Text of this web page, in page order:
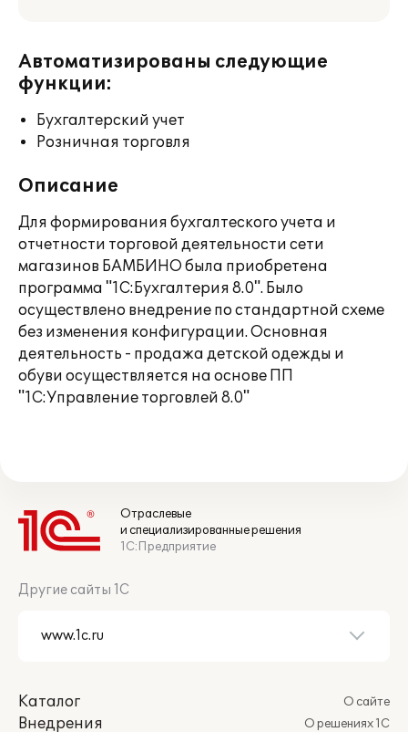
Автоматизированы следующие
функции:
Бухгалтерский учет
Розничная торговля
Описание
Для формирования бухгалтеского учета и
отчетности торговой деятельности сети
магазинов БАМБИНО была приобретена
программа "1С:Бухгалтерия 8.0". Было
осуществлено внедрение по стандартной схеме
без изменения конфигурации. Основная
деятельность - продажа детской одежды и
обуви осуществляется на основе ПП
"1С:Управление торговлей 8.0"
Отраслевые
и специализированные решения
1С:Предприятие
Другие сайты 1С
Каталог
Внедрения
О сайте
О решениях 1С